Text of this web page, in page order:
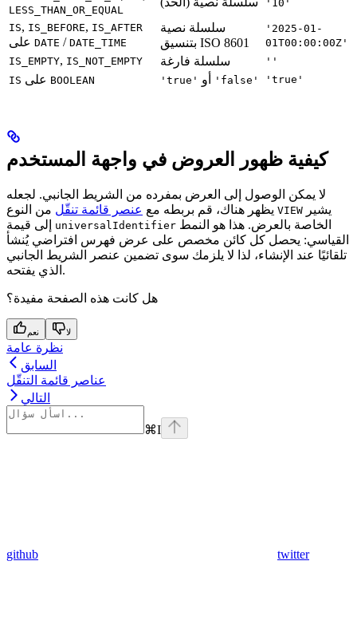
LESS_THAN_OR_EQUAL
'10'
IS, IS_BEFORE, IS_AFTER
DATE / DATE_TIME
سلسلة نصية
بتنسيق ISO 8601
'2025-01-
01T00:00:00Z'
IS_EMPTY, IS_NOT_EMPTY سلسلة فارغة
''
IS
BOOLEAN 'true' 'false' 'true'
كيفية ظهور العروض في واجهة المستخدم
لا يمكن الوصول إلى العرض بمفرده من الشريط الجانبي. لجعله
يظهر هناك، قم بربطه مع عنصر قائمة تنقّل VIEW
universalIdentifier
القياسي: يحصل كل كائن مخصص على عرض فهرس افتراضي يُنشأ
تلقائيًا عند الإنشاء، لذا لا يلزمك سوى تضمين عنصر الشريط الجانبي
الذي يفتحه.
هل كانت هذه الصفحة مفيدة؟
نعم لا
نظرة عامة
السابق
عناصر قائمة التنقّل
التالي
⌘I
github twitter